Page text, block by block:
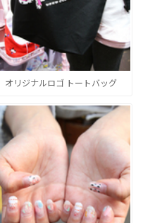
オリジナルロゴ トートバッグ